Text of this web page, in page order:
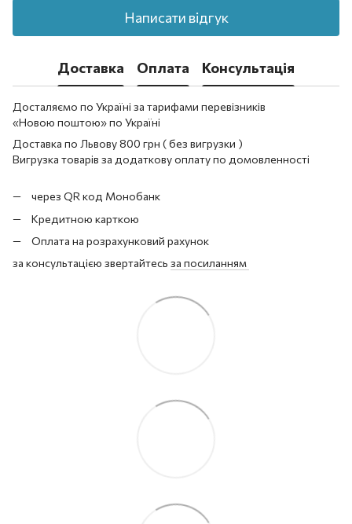
Написати відгук
Доставка Оплата Консультація
Досталяємо по Україні за тарифами перевізників
«Новою поштою» по Україні
Доставка по Львову 800 грн ( без вигрузки )
Вигрузка товарів за додаткову оплату по домовленності
через QR код Монобанк
Кредитною карткою
Оплата на розрахунковий рахунок
за консультацією звертайтесь за посиланням